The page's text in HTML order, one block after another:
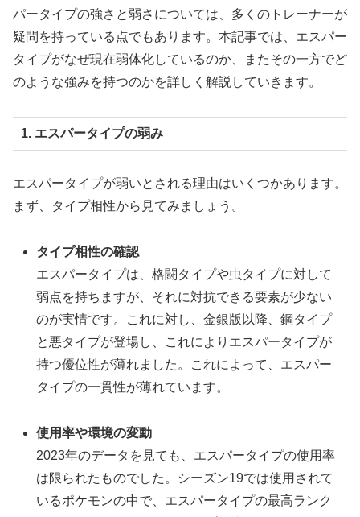
パータイプの強さと弱さについては、多くのトレーナーが
疑問を持っている点でもあります。本記事では、エスパー
タイプがなぜ現在弱体化しているのか、またその一方でど
のような強みを持つのかを詳しく解説していきます。
1. エスパータイプの弱み
エスパータイプが弱いとされる理由はいくつかあります。
まず、タイプ相性から見てみましょう。
タイプ相性の確認
エスパータイプは、格闘タイプや虫タイプに対して
弱点を持ちますが、それに対抗できる要素が少ない
のが実情です。これに対し、金銀版以降、鋼タイプ
と悪タイプが登場し、これによりエスパータイプが
持つ優位性が薄れました。これによって、エスパー
タイプの一貫性が薄れています。
使用率や環境の変動
2023年のデータを見ても、エスパータイプの使用率
は限られたものでした。シーズン19では使用されて
いるポケモンの中で、エスパータイプの最高ランク